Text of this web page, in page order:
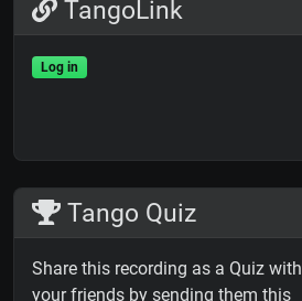
TangoLink
Log in
Tango Quiz
Share this recording as a Quiz with
your friends by sending them this